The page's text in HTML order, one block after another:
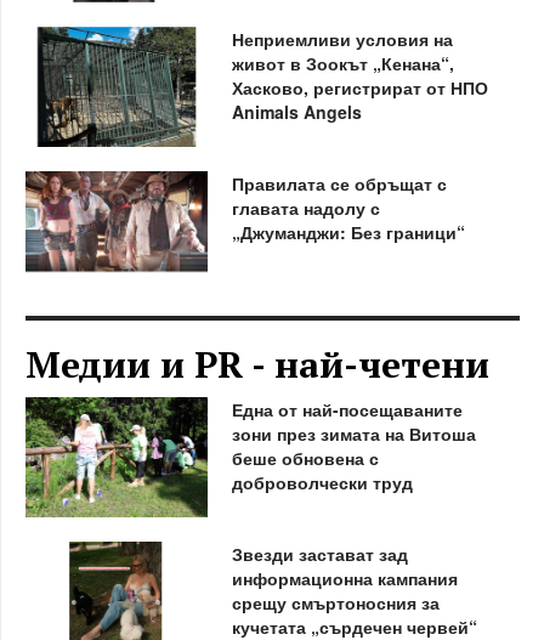
Неприемливи условия на
живот в Зоокът „Кенана“,
Хасково, регистрират от НПО
Animals Angels
Правилата се обръщат с
главата надолу с
„Джуманджи: Без граници“
Медии и PR - най-четени
Една от най-посещаваните
зони през зимата на Витоша
беше обновена с
доброволчески труд
Звезди застават зад
информационна кампания
срещу смъртоносния за
кучетата „сърдечен червей“